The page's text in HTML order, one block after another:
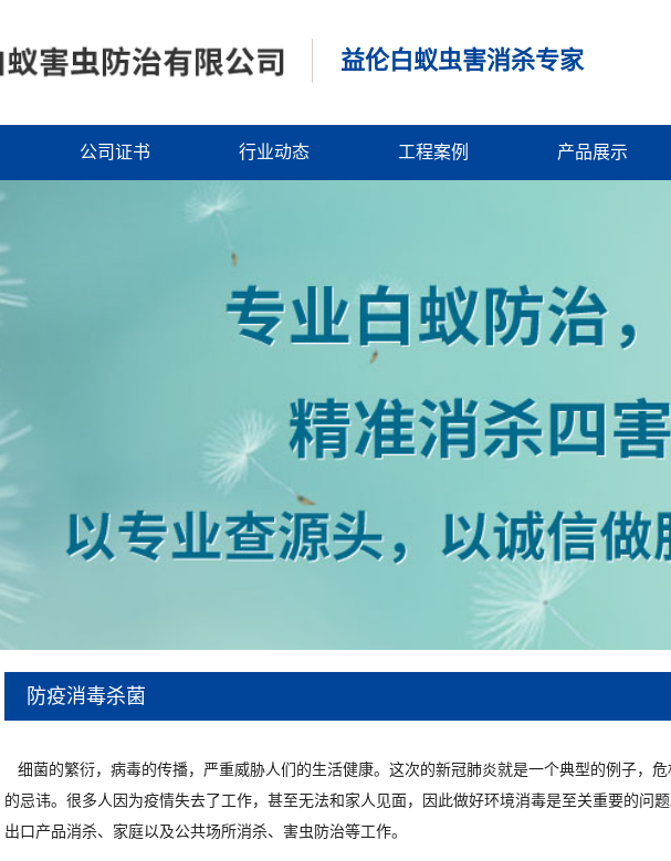
益伦白蚁虫害消杀专家
公司证书 行业动态 工程案例 产品展示
防疫消毒杀菌
细菌的繁衍，病毒的传播，严重威胁人们的生活健康。这次的新冠肺炎就是一个典型的例子，
的忌讳。很多人因为疫情失去了工作，甚至无法和家人见面，因此做好环境消毒是至关重要的问
出口产品消杀、家庭以及公共场所消杀、害虫防治等工作。